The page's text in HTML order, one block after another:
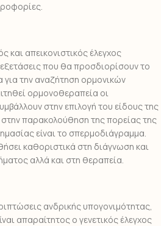
και απεικονιστικός έλεγχος
που θα προσδιορίσουν το
την αναζήτηση ορμονικών
ορμονοθεραπεία οι
στην επιλογή του είδους της
παρακολούθηση της πορείας της
είναι το σπερμοδιάγραμμα.
καθοριστικά στη διάγνωση και
αλλά και στη θεραπεία.
ανδρικής υπογονιμότητας,
απαραίτητος ο γενετικός έλεγχος